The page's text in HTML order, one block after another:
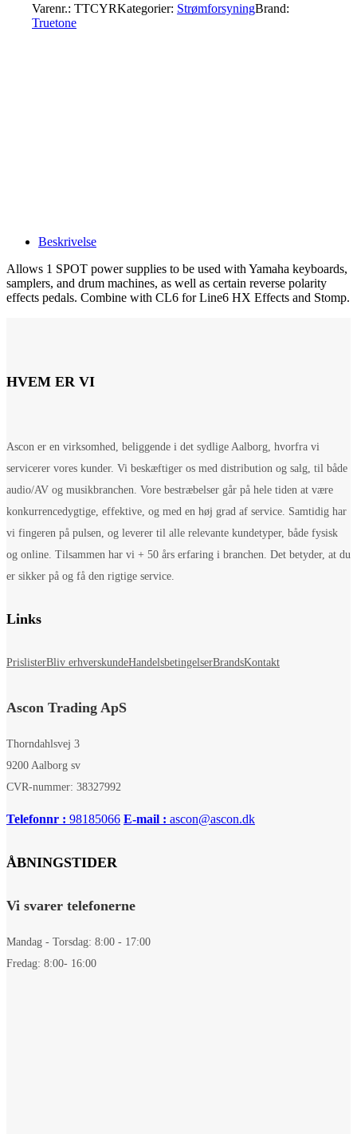
plug
antal
Varenr.: TTCYRKategorier: StrømforsyningBrand:
Truetone
Beskrivelse
Allows 1 SPOT power supplies to be used with Yamaha keyboards,
samplers, and drum machines, as well as certain reverse polarity
effects pedals. Combine with CL6 for Line6 HX Effects and Stomp.
HVEM ER VI
Ascon er en virksomhed, beliggende i det sydlige Aalborg, hvorfra vi
servicerer vores kunder. Vi beskæftiger os med distribution og salg, til både
audio/AV og musikbranchen. Vore bestræbelser går på hele tiden at være
konkurrencedygtige, effektive, og med en høj grad af service. Samtidig har
vi fingeren på pulsen, og leverer til alle relevante kundetyper, både fysisk
og online. Tilsammen har vi + 50 års erfaring i branchen. Det betyder, at du
er sikker på og få den rigtige service.
Links
PrislisterBliv erhverskundeHandelsbetingelserBrandsKontakt
Ascon Trading ApS
Thorndahlsvej 3
9200 Aalborg sv
CVR-nummer: 38327992
Telefonnr : 98185066 E-mail : ascon@ascon.dk
ÅBNINGSTIDER
Vi svarer telefonerne
Mandag - Torsdag: 8:00 - 17:00
Fredag: 8:00- 16:00